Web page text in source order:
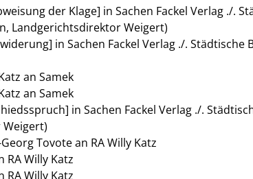
der Klage] in Sachen Fackel Verlag ./.
Landgerichtsdirektor Weigert)
in Sachen Fackel Verlag ./.
an Samek
an Samek
in Sachen Fackel Verlag ./.
Tovote an RA Willy Katz
RA Willy Katz
RA Willy Katz